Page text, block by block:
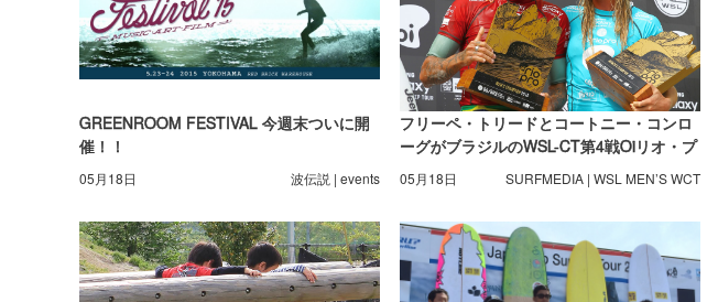
GREENROOM FESTIVAL 今週末ついに開
催！！
05月18日 波伝説 | events
フリーペ・トリードとコートニー・コンロ
ーグがブラジルのWSL-CT第4戦Oiリオ・プ
ロで優勝
05月18日 SURFMEDIA | WSL MEN’S WCT